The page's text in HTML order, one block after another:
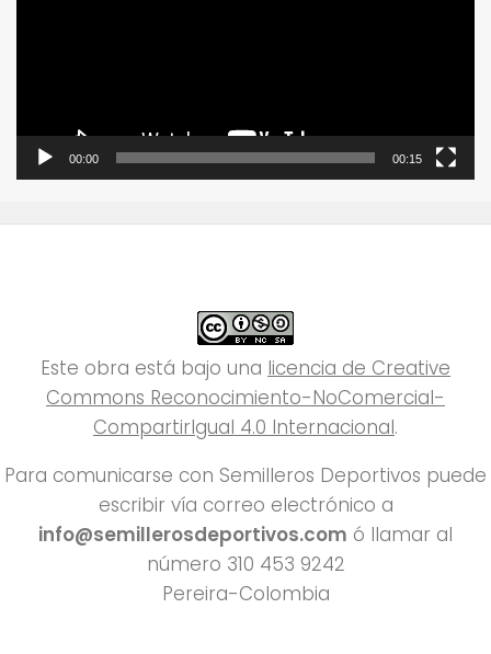
00:00 00:15
Este obra está bajo una licencia de Creative
Commons Reconocimiento-NoComercial-
CompartirIgual 4.0 Internacional.
Para comunicarse con Semilleros Deportivos puede
escribir vía correo electrónico a
info@semillerosdeportivos.com ó llamar al
número 310 453 9242
Pereira-Colombia